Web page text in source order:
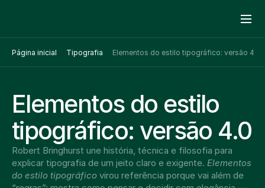
Página inicial Tipografia Elementos do estilo tipográfico: versão 4.0
Elementos do estilo
tipográfico: versão 4.0
Robert Bringhurst une história, técnica e filosofia para
explicar tipografia de um jeito claro e exigente. Elementos
do estilo tipográfico virou referência porque vai além de